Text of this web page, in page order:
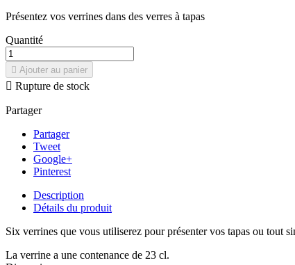
Présentez vos verrines dans des verres à tapas
Quantité
 Ajouter au panier
 Rupture de stock
Partager
Partager
Tweet
Google+
Pinterest
Description
Détails du produit
Six verrines que vous utiliserez pour présenter vos tapas ou tout
La verrine a une contenance de 23 cl.